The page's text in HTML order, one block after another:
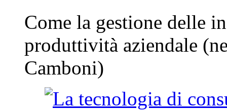
Come la gestione delle
produttività aziendale
Camboni)